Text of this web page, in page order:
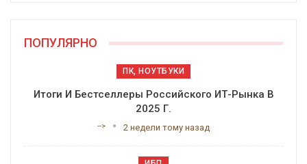
ПОПУЛЯРНО
ПК, НОУТБУКИ
Итоги И Бестселлеры Российского ИТ-Рынка В
2025 Г.
--> 2 недели тому назад